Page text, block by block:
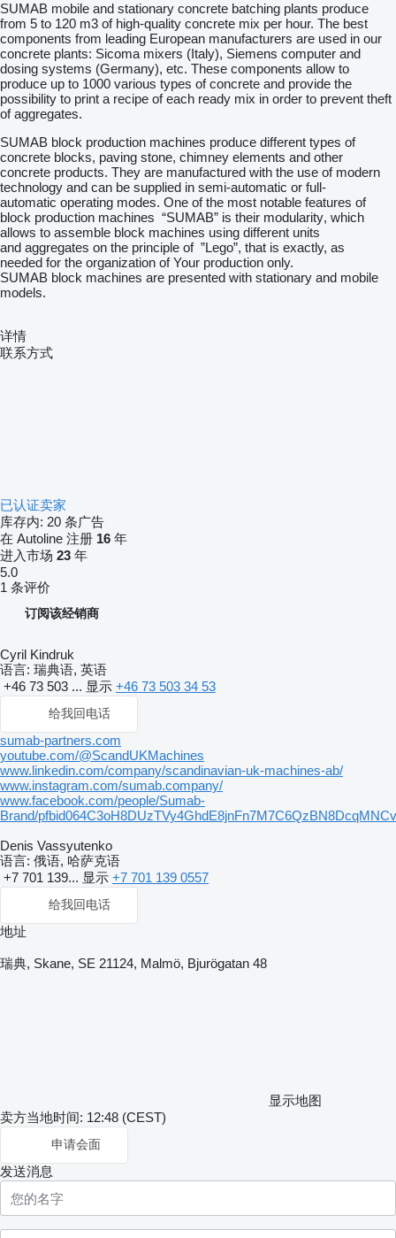
SUMAB mobile and stationary concrete batching plants produce
from 5 to 120 m3 of high-quality concrete mix per hour. The best
components from leading European manufacturers are used in our
concrete plants: Sicoma mixers (Italy), Siemens computer and
dosing systems (Germany), etc. These components allow to
produce up to 1000 various types of concrete and provide the
possibility to print a recipe of each ready mix in order to prevent theft
of aggregates.
SUMAB block production machines produce different types of
concrete blocks, paving stone, chimney elements and other
concrete products. They are manufactured with the use of modern
technology and can be supplied in semi-automatic or full-
automatic operating modes. One of the most notable features of
block production machines “SUMAB” is their modularity, which
allows to assemble block machines using different units
and aggregates on the principle of ”Lego”, that is exactly, as
needed for the organization of Your production only.
SUMAB block machines are presented with stationary and mobile
models.
详情
联系方式
已认证卖家
库存内: 20 条广告
在 Autoline 注册 16 年
进入市场 23 年
5.0
1 条评价
订阅该经销商
Cyril Kindruk
语言: 瑞典语, 英语
+46 73 503 ... 显示 +46 73 503 34 53
给我回电话
sumab-partners.com
youtube.com/@ScandUKMachines
www.linkedin.com/company/scandinavian-uk-machines-ab/
www.instagram.com/sumab.company/
www.facebook.com/people/Sumab-
Brand/
Denis Vassyutenko
语言: 俄语, 哈萨克语
+7 701 139... 显示 +7 701 139 0557
给我回电话
地址
瑞典, Skane, SE 21124, Malmö, Bjurögatan 48
显示地图
卖方当地时间: 12:48 (CEST)
申请会面
发送消息